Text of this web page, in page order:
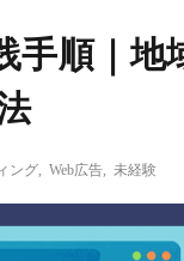
手順｜地
ング Web広告 未経験